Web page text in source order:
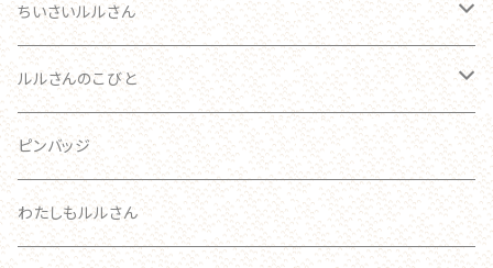
わたしのルルさん オーダーメイド
おとな
こども
あかちゃん
ちいさいルルさん
ルルさん
ブローチ
ブローチ
ルルさんのこびと
ルルさん
ブローチ
ピンバッジ
わたしもルルさん